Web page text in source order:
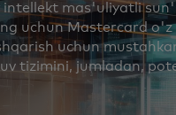
mas'uliyatli
uchun Mastercard
uchun
tizimini, jumladan,
ko'rib chiqish
AQSh , Buyuk